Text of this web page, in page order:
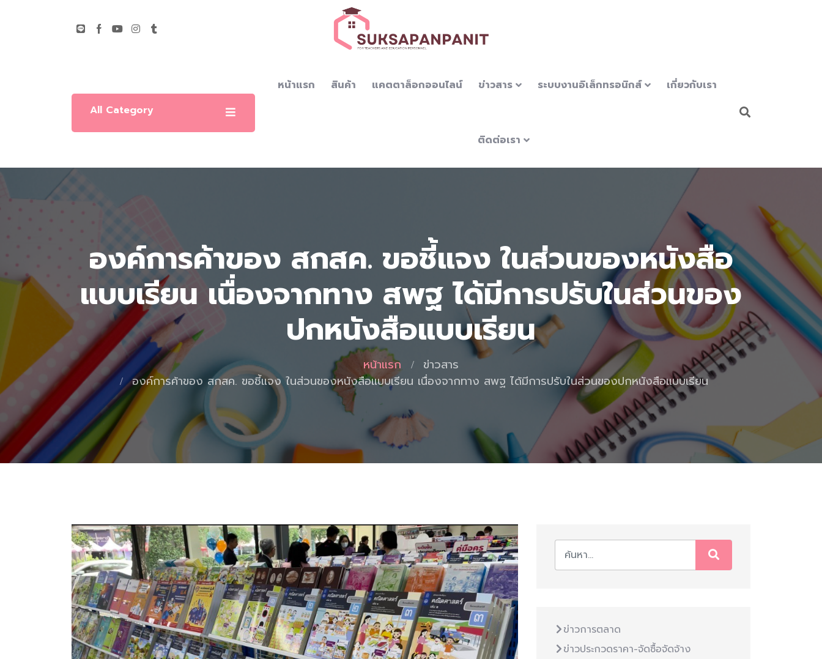
All Category
หน้าแรก สินค้า แคตตาล็อกออนไลน์ ข่าวสาร ระบบงานอิเล็กทรอนิกส์ เกี่ยวกับเรา
ติดต่อเรา
องค์การค้าของ สกสค. ขอชี้แจง ในส่วนของหนังสือ
แบบเรียน เนื่องจากทาง สพฐ ได้มีการปรับในส่วนของ
ปกหนังสือแบบเรียน
หน้าแรก
ข่าวสาร
องค์การค้าของ สกสค. ขอชี้แจง ในส่วนของหนังสือแบบเรียน เนื่องจากทาง สพฐ ได้มีการปรับในส่วนของปกหนังสือแบบเรียน
ข่าวการตลาด
ข่าวประกวดราคา-จัดซื้อจัดจ้าง